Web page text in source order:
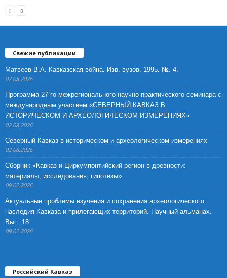
Свежие публикации
Матвеев В.А. Кавказская война. Изв. вузов. 1995. №. 4.
02.08.2026
Программа 27-го межрегионального научно-практического семинара с
международным участием «СЕВЕРНЫЙ КАВКАЗ В
ИСТОРИЧЕСКОМ И АРХЕОЛОГИЧЕСКОМ ИЗМЕРЕНИЯХ»
02.08.2026
Северный Кавказ в историческом и археологическом измерениях
02.08.2026
Сборник «Кавказ и Циркумпонтийский регион в древности:
материалы, исследования, гипотезы»
09.02.2026
Актуальные проблемы изучения и сохранения археологического
наследия Кавказа и прилегающих территорий. Научный альманах.
Вып. 18
09.02.2026
Российский Кавказ